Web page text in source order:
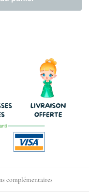
complémentaires